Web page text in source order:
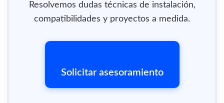
Resolvemos dudas técnicas de instalación,
compatibilidades y proyectos a medida.
Solicitar asesoramiento